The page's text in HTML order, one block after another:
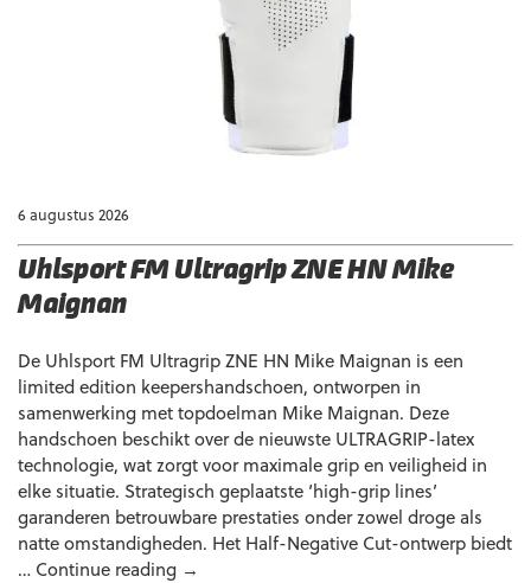
6 augustus 2026
Uhlsport FM Ultragrip ZNE HN Mike
Maignan
De Uhlsport FM Ultragrip ZNE HN Mike Maignan is een
limited edition keepershandschoen, ontworpen in
samenwerking met topdoelman Mike Maignan. Deze
handschoen beschikt over de nieuwste ULTRAGRIP-latex
technologie, wat zorgt voor maximale grip en veiligheid in
elke situatie. Strategisch geplaatste ‘high-grip lines’
garanderen betrouwbare prestaties onder zowel droge als
natte omstandigheden. Het Half-Negative Cut-ontwerp biedt
… Continue reading Uhlsport
→